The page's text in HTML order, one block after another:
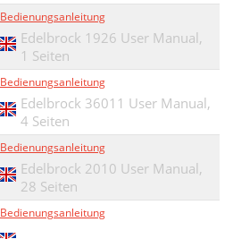
Bedienungsanleitung
Edelbrock 1926 User Manual,
1 Seiten
Bedienungsanleitung
Edelbrock 36011 User Manual,
4 Seiten
Bedienungsanleitung
Edelbrock 2010 User Manual,
28 Seiten
Bedienungsanleitung